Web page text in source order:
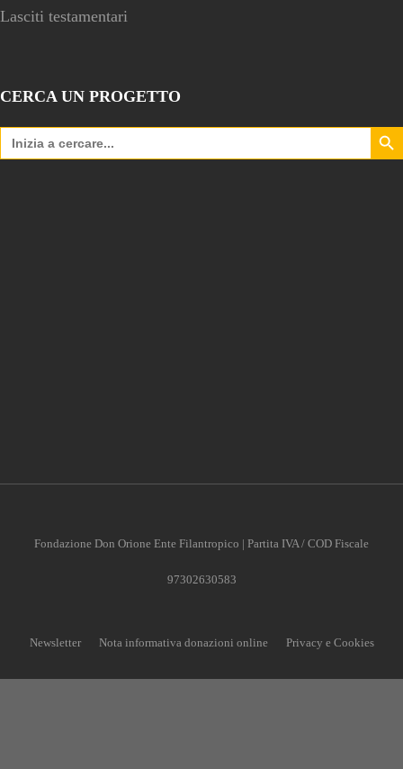
Lasciti testamentari
CERCA UN PROGETTO
Search
for:
Search
Fondazione Don Orione Ente Filantropico | Partita IVA / COD Fiscale
97302630583
Newsletter Nota informativa donazioni online Privacy e Cookies